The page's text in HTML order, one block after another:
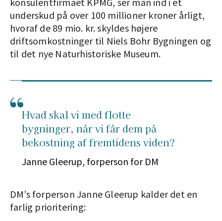
underskud på over 100 millioner kroner årligt,
hvoraf de 89 mio. kr. skyldes højere
driftsomkostninger til Niels Bohr Bygningen og
til det nye Naturhistoriske Museum.
Hvad skal vi med flotte
bygninger, når vi får dem på
bekostning af fremtidens viden?
Janne Gleerup, forperson for DM
DM’s forperson Janne Gleerup kalder det en
farlig prioritering: